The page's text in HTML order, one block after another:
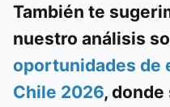
También te
nuestro análisis
oportunidades de
Chile 2026,